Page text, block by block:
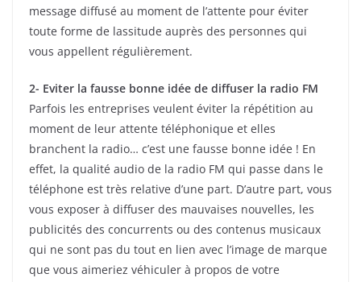
message diffusé au moment de l’attente pour éviter
toute forme de lassitude auprès des personnes qui
vous appellent régulièrement.
2- Eviter la fausse bonne idée de diffuser la radio FM
Parfois les entreprises veulent éviter la répétition au
moment de leur attente téléphonique et elles
branchent la radio… c’est une fausse bonne idée ! En
effet, la qualité audio de la radio FM qui passe dans le
téléphone est très relative d’une part. D’autre part, vous
vous exposer à diffuser des mauvaises nouvelles, les
publicités des concurrents ou des contenus musicaux
qui ne sont pas du tout en lien avec l’image de marque
que vous aimeriez véhiculer à propos de votre